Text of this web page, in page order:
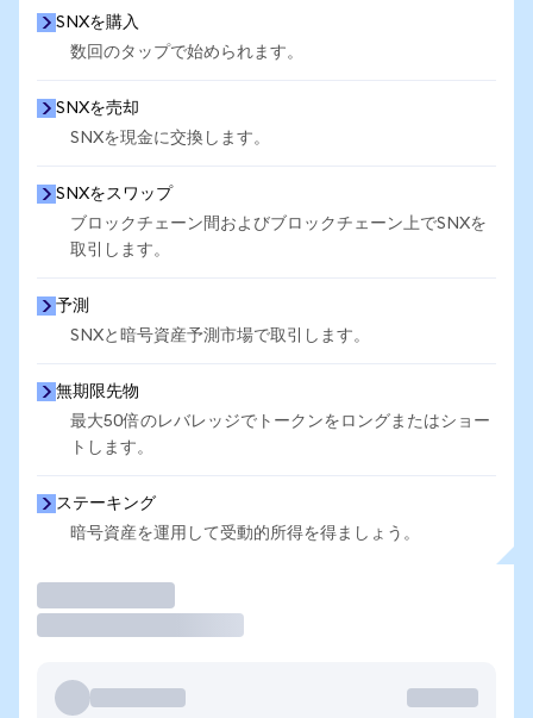
SNXを購入
数回のタップで始められます。
SNXを売却
SNXを現金に交換します。
SNXをスワップ
ブロックチェーン間およびブロックチェーン上でSNXを
取引します。
予測
SNXと暗号資産予測市場で取引します。
無期限先物
最大50倍のレバレッジでトークンをロングまたはショー
トします。
ステーキング
暗号資産を運用して受動的所得を得ましょう。